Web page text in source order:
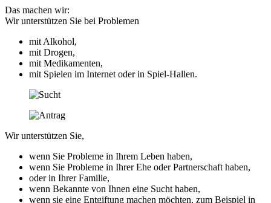
Das machen wir:
Wir unterstützen Sie bei Problemen
mit Alkohol,
mit Drogen,
mit Medikamenten,
mit Spielen im Internet oder in Spiel-Hallen.
Wir unterstützen Sie,
wenn Sie Probleme in Ihrem Leben haben,
wenn Sie Probleme in Ihrer Ehe oder Partnerschaft haben,
oder in Ihrer Familie,
wenn Bekannte von Ihnen eine Sucht haben,
wenn sie eine Entgiftung machen möchten, zum Beispiel in